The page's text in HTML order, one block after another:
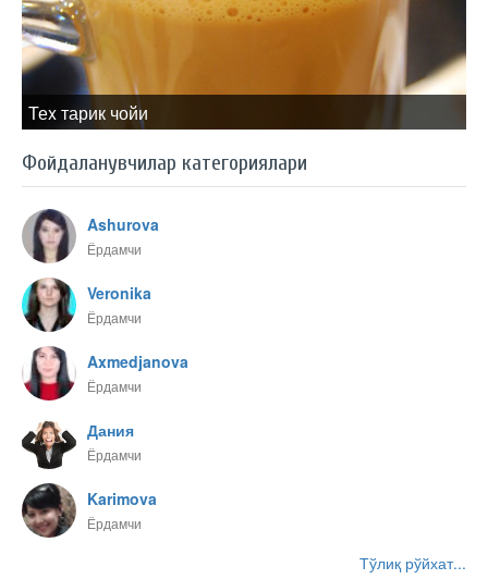
Теx тарик чойи
Фойдаланувчилар категориялари
Ashurova
Ёрдамчи
Veronika
Ёрдамчи
Axmedjanova
Ёрдамчи
Дания
Ёрдамчи
Karimova
Ёрдамчи
Тўлиқ рўйхат...